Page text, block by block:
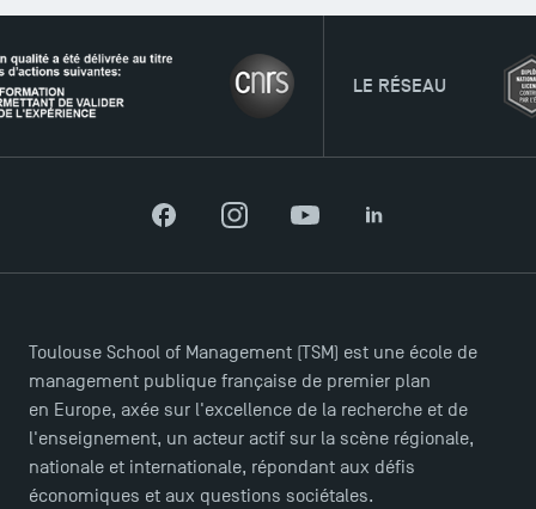
LE RÉSEAU
FacebookInstagramYouTubeLinkedIn
Toulouse School of Management (TSM) est une école de
management publique française de premier plan
en Europe, axée sur l'excellence de la recherche et de
l'enseignement, un acteur actif sur la scène régionale,
nationale et internationale, répondant aux défis
économiques et aux questions sociétales.